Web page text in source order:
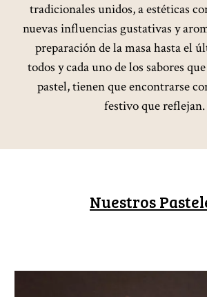
tradicionales unidos, a estéticas
nuevas influencias gustativas y
preparación de la masa hasta el
todos y cada uno de los sabores
pastel, tienen que encontrarse
festivo que reflejan.
Nuestros